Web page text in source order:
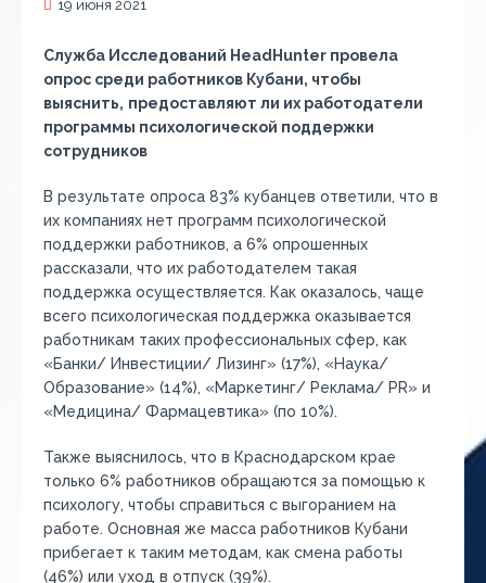
19 июня 2021
Служба Исследований HeadHunter провела
опрос среди работников Кубани, чтобы
выяснить, предоставляют ли их работодатели
программы психологической поддержки
сотрудников
В результате опроса 83% кубанцев ответили, что в
их компаниях нет программ психологической
поддержки работников, а 6% опрошенных
рассказали, что их работодателем такая
поддержка осуществляется. Как оказалось, чаще
всего психологическая поддержка оказывается
работникам таких профессиональных сфер, как
«Банки/ Инвестиции/ Лизинг» (17%), «Наука/
Образование» (14%), «Маркетинг/ Реклама/ PR» и
«Медицина/ Фармацевтика» (по 10%).
Также выяснилось, что в Краснодарском крае
только 6% работников обращаются за помощью к
психологу, чтобы справиться с выгоранием на
работе. Основная же масса работников Кубани
прибегает к таким методам, как смена работы
(46%) или уход в отпуск (39%).